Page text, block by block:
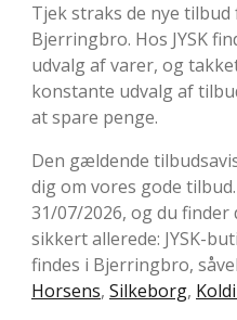
Tjek straks de nye tilbud
Bjerringbro. Hos JYSK
udvalg af varer, og
konstante udvalg af
at spare penge.
Den gældende
dig om vores gode
31/07/2026, og du finder
sikkert allerede: JYSK-
findes i Bjerringbro,
Horsens, Silkeborg,